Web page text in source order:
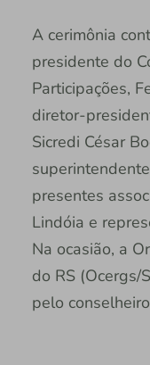
A cerimônia
presidente do
Participações,
diretor-
Sicredi César
presentes
Lindóia e
Na ocasião, a
do RS (Ocergs/
pelo